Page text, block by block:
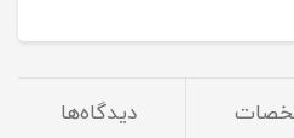
دیدگاه‌ها